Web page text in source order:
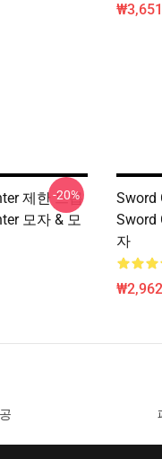
제한 드롭
모자 & 모
-20%
Sword
Sword
자